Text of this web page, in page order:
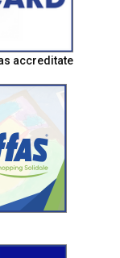
accreditate